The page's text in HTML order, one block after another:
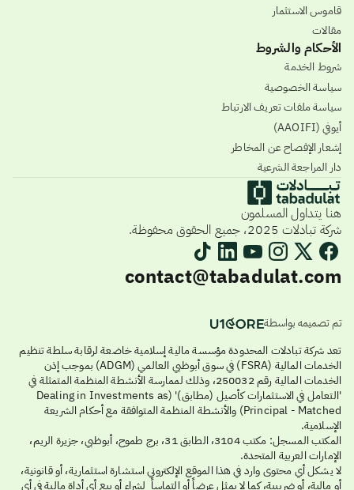
قاموس الاستثمار
مقالات
الأحكام والشروط
شروط الخدمة
سياسة الخصوصية
سياسة ملفات تعريف الارتباط
أيوفي (AAOIFI)
إشعار الإفصاح عن المخاطر
دار المراجعة الشرعية
هنا يتداول المسلمون
شركة تبادلات 2025، جميع الحقوق محفوظة.
contact@tabadulat.com
تم تصميمه بواسطة
تعد شركة تبادلات المحدودة مؤسسة مالية إسلامية خاضعة لرقابة سلطة تنظيم
الخدمات المالية (FSRA) في سوق أبوظبي العالمي (ADGM) بموجب إذن
الخدمات المالية رقم 250032، وذلك لممارسة الأنشطة المنظمة المتمثلة في
'التعامل في الاستثمارات كأصيل (مطابق)' (Dealing in Investments as
Principal - Matched) والأنشطة المنظمة المتوافقة مع أحكام الشريعة
الإسلامية.
المكتب المسجل: مكتب 3104، الطابق 31، برج طموح، أبوظبي، جزيرة الريم،
الإمارات العربية المتحدة.
لا يشكل أي محتوى وارد في هذا الموقع الإلكتروني استشارة استثمارية، أو قانونية،
أو مالية، أو ضريبية، كما لا يمثل عرضاً أو التماساً لشراء أو بيع أي أداة مالية في أي